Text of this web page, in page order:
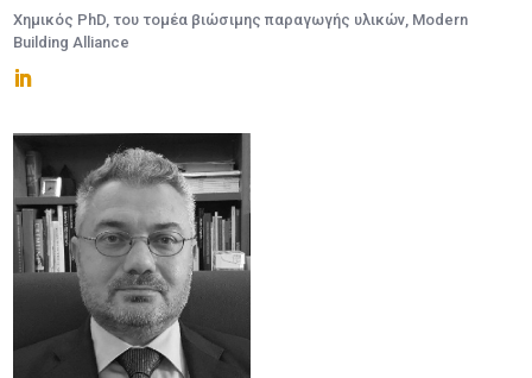
Χημικός PhD, του τομέα βιώσιμης παραγωγής υλικών, Modern
Building Alliance